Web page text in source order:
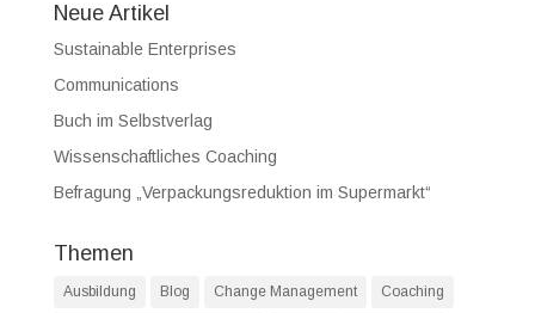
Neue Artikel
Sustainable Enterprises
Communications
Buch im Selbstverlag
Wissenschaftliches Coaching
Befragung „Verpackungsreduktion im Supermarkt“
Themen
Ausbildung Blog Change Management Coaching